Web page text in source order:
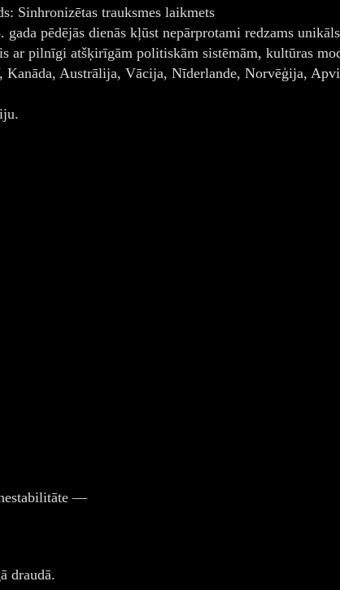
Sinhronizētas trauksmes laikmets
gada pēdējās dienās kļūst nepārprotami redzams
ar pilnīgi atšķirīgām politiskām sistēmām, kultūras
Kanāda, Austrālija, Vācija, Nīderlande, Norvēģija,
—
draudā.